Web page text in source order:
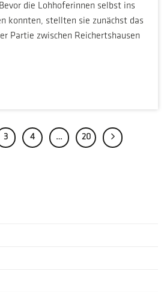
die Lohhoferinnen selbst ins
konnten, stellten sie zunächst das
Partie zwischen Reichertshausen
3 4 … 20